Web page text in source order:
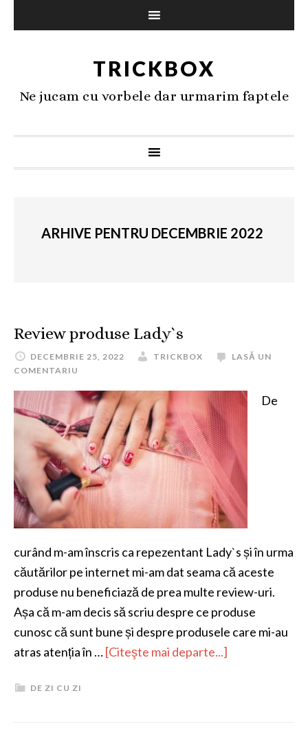
TRICKBOX
Ne jucam cu vorbele dar urmarim faptele
ARHIVE PENTRU DECEMBRIE 2022
Review produse Lady`s
DECEMBRIE 25, 2022 TRICKBOX
LASĂ UN
COMENTARIU
De
curând m-am înscris ca repezentant Lady`s și în urma
căutărilor pe internet mi-am dat seama că aceste
produse nu beneficiază de prea multe review-uri.
Așa că m-am decis să scriu despre ce produse
cunosc că sunt bune și despre produsele care mi-au
atras atenția în …[Citeşte mai departe...]
DE ZI CU ZI